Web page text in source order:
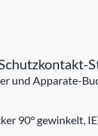
und Apparate-
90° gewinkelt,